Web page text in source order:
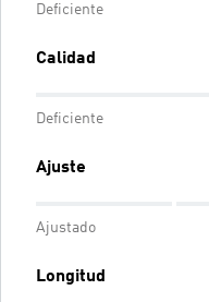
Deficiente
Calidad
Deficiente
Ajuste
Ajustado
Longitud